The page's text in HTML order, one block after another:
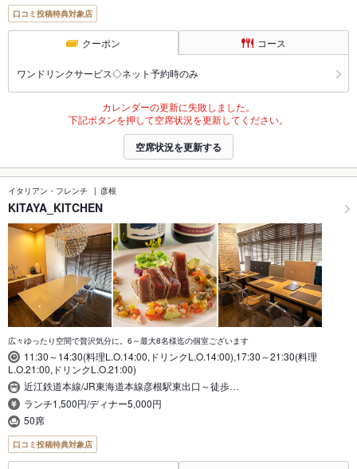
口コミ投稿特典対象店
クーポン コース
ワンドリンクサービス◇ネット予約時のみ
カレンダーの更新に失敗しました。
下記ボタンを押して空席状況を更新してください。
空席状況を更新する
イタリアン・フレンチ 彦根
KITAYA_KITCHEN
広々ゆったり空間で贅沢気分に。6～最大8名様迄の個室ございます
11:30～14:30(料理L.O.14:00,ドリンクL.O.14:00),17:30～21:30(料理
L.O.21:00,ドリンクL.O.21:00)
近江鉄道本線/JR東海道本線彦根駅東出口～徒歩…
ランチ1,500円/ディナー5,000円
50席
口コミ投稿特典対象店